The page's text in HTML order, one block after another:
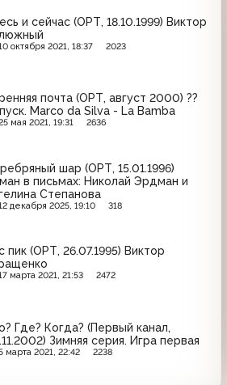
и сейчас (ОРТ, 18.10.1999) Виктор
октября 2021, 18:37 2023
почта (ОРТ, август 2000) ??
Marco da Silva - La Bamba
мая 2021, 19:31 2636
шар (ОРТ, 15.01.1996)
в письмах: Николай Эрдман и
Степанова
декабря 2025, 19:10 318
пик (ОРТ, 26.07.1995) Виктор
марта 2021, 21:53 2472
Где? Когда? (Первый канал,
Зимняя серия. Игра первая
марта 2021, 22:42 2238